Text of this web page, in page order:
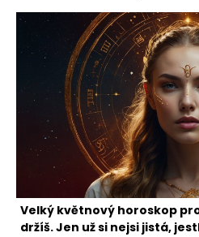
Velký květnový horoskop
držíš. Jen už si nejsi jistá,